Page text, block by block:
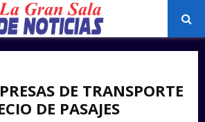
DE TRANSPORTE
DE PASAJES